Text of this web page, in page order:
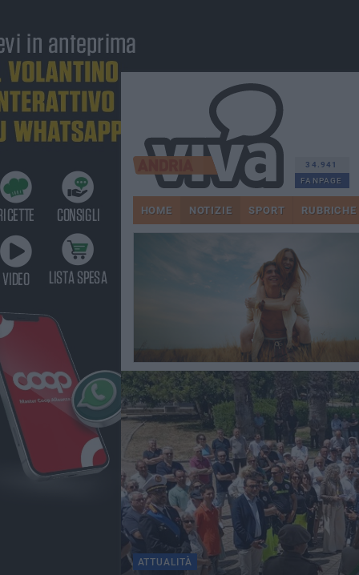
34.941
FANPAGE
HOME NOTIZIE SPORT RUBRICHE
ATTUALITÀ